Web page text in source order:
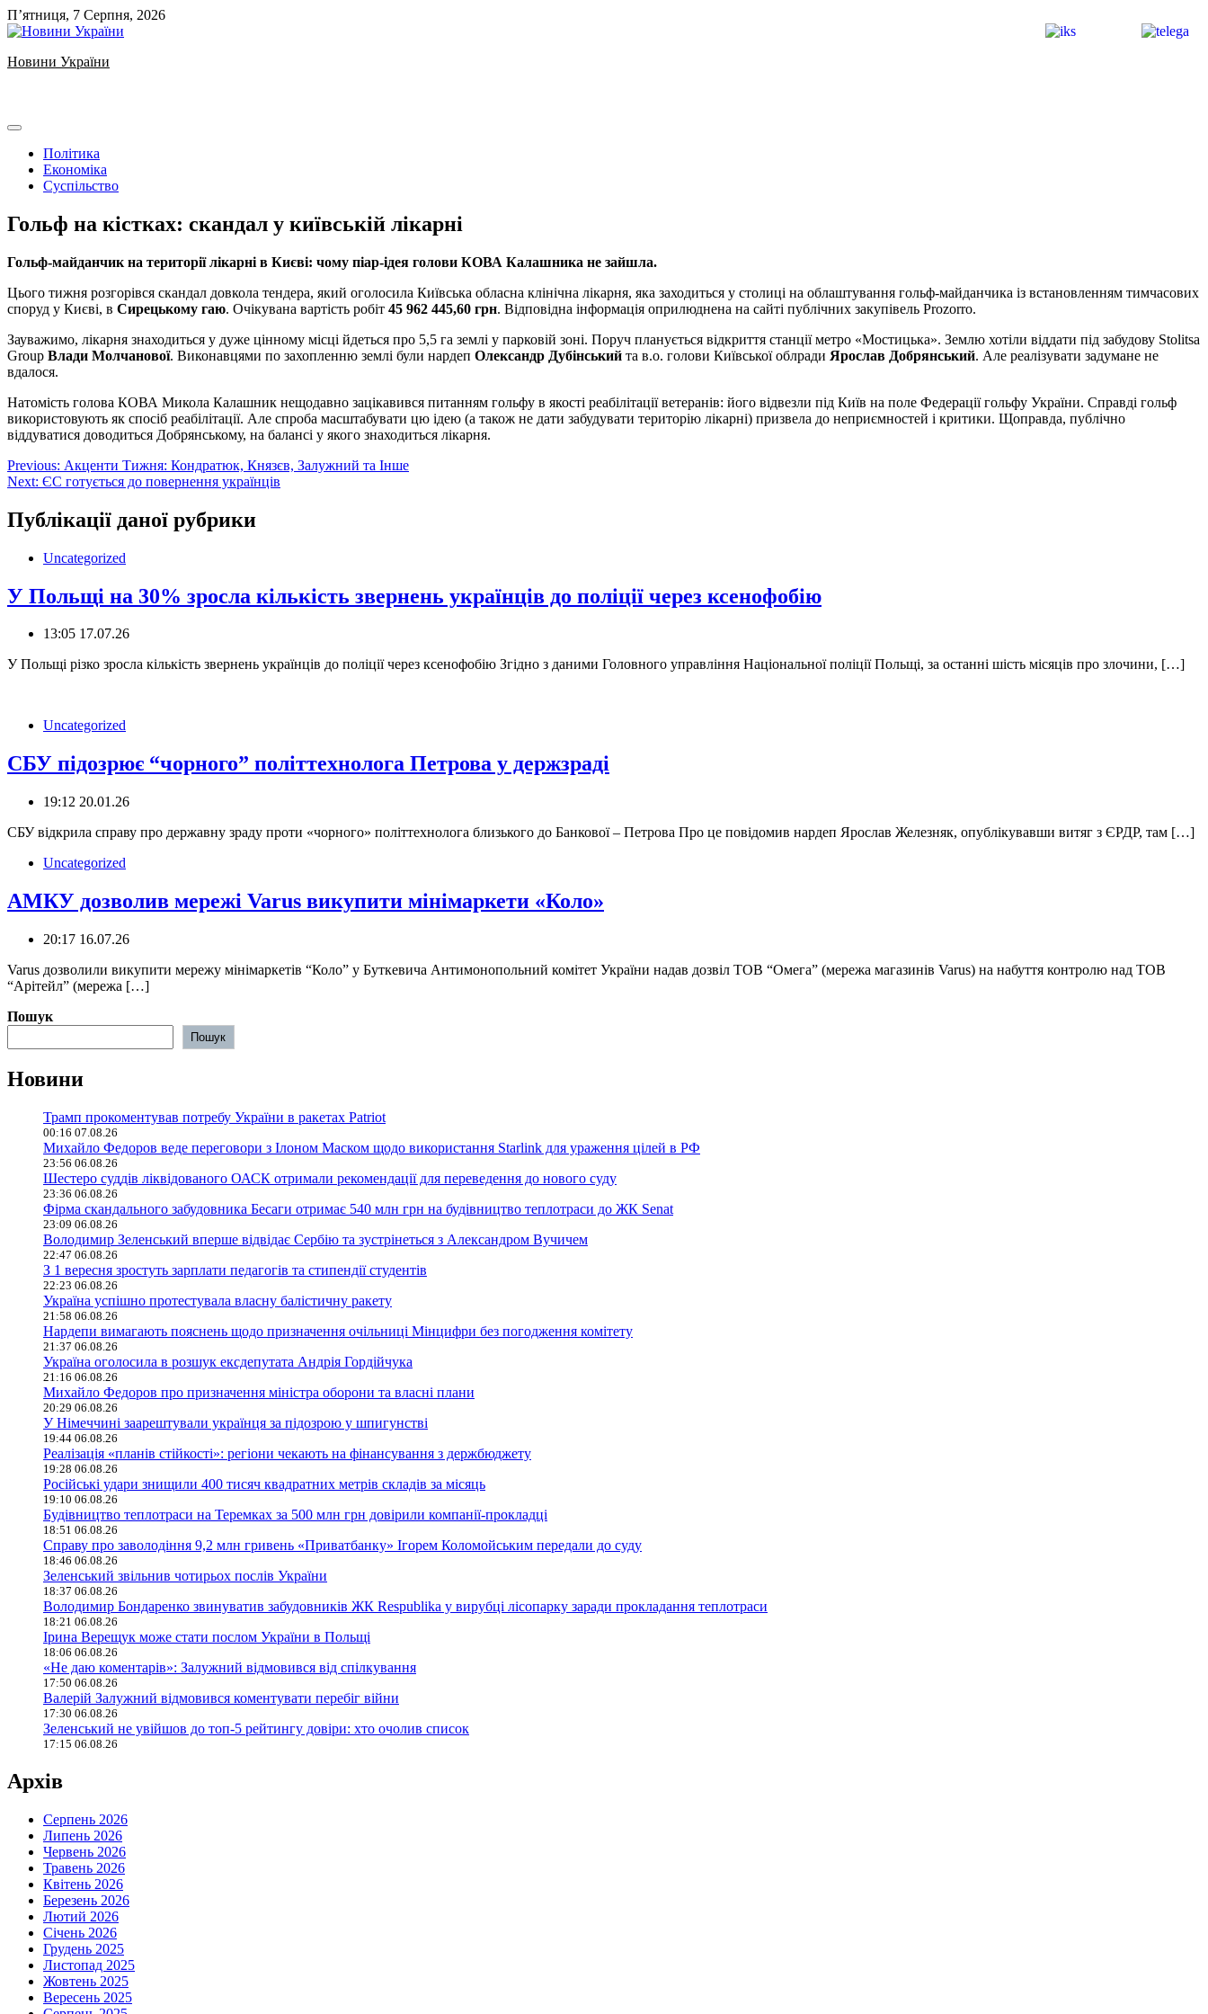
Skip
to
П’ятниця, 7 Серпня, 2026
Новини України
Політика
Економіка
Суспільство
Гольф на кістках: скандал у київській лікарні
Гольф-майданчик на території лікарні в Києві: чому піар-ідея голови КОВА Калашника не зайшла.
Цього тижня розгорівся скандал довкола тендера, який оголосила Київська обласна клінічна лікарня, яка заходиться у столиці на облаштування гольф-майданчика із встановленням тимчасових
споруд у Києві, в Сирецькому гаю. Очікувана вартість робіт 45 962 445,60 грн. Відповідна інформація оприлюднена на сайті публічних закупівель Prozorro.
Зауважимо, лікарня знаходиться у дуже цінному місці йдеться про 5,5 га землі у парковій зоні. Поруч планується відкриття станції метро «Мостицька». Землю хотіли віддати під забудову Stolitsa
Group Влади Молчанової. Виконавцями по захопленню землі були нардеп Олександр Дубінський та в.о. голови Київської облради Ярослав Добрянський. Але реалізувати задумане не
вдалося.
Натомість голова КОВА Микола Калашник нещодавно зацікавився питанням гольфу в якості реабілітації ветеранів: його відвезли під Київ на поле Федерації гольфу України. Справді гольф
використовують як спосіб реабілітації. Але спроба масштабувати цю ідею (а також не дати забудувати територію лікарні) призвела до неприємностей і критики. Щоправда, публічно
віддуватися доводиться Добрянському, на балансі у якого знаходиться лікарня.
Навігація
записів
Previous: Акценти Тижня: Кондратюк, Князєв, Залужний та Інше
Next: ЄС готується до повернення українців
Публікації даної рубрики
Uncategorized
У Польщі на 30% зросла кількість звернень українців до поліції через ксенофобію
13:05 17.07.26
️У Польщі різко зросла кількість звернень українців до поліції через ксенофобію Згідно з даними Головного управління Національної поліції Польщі, за останні шість місяців про злочини, […]
Uncategorized
СБУ підозрює “чорного” політтехнолога Петрова у держзраді
19:12 20.01.26
СБУ відкрила справу про державну зраду проти «чорного» політтехнолога близького до Банкової – Петрова Про це повідомив нардеп Ярослав Железняк, опублікувавши витяг з ЄРДР, там […]
Uncategorized
АМКУ дозволив мережі Varus викупити мінімаркети «Коло»
20:17 16.07.26
Varus дозволили викупити мережу мінімаркетів “Коло” у Буткевича Антимонопольний комітет України надав дозвіл ТОВ “Омега” (мережа магазинів Varus) на набуття контролю над ТОВ
“Арітейл” (мережа […]
Пошук
Пошук
Новини
Трамп прокоментував потребу України в ракетах Patriot
00:16 07.08.26
Михайло Федоров веде переговори з Ілоном Маском щодо використання Starlink для ураження цілей в РФ
23:56 06.08.26
Шестеро суддів ліквідованого ОАСК отримали рекомендації для переведення до нового суду
23:36 06.08.26
Фірма скандального забудовника Бесаги отримає 540 млн грн на будівництво теплотраси до ЖК Senat
23:09 06.08.26
Володимир Зеленський вперше відвідає Сербію та зустрінеться з Александром Вучичем
22:47 06.08.26
З 1 вересня зростуть зарплати педагогів та стипендії студентів
22:23 06.08.26
Україна успішно протестувала власну балістичну ракету
21:58 06.08.26
Нардепи вимагають пояснень щодо призначення очільниці Мінцифри без погодження комітету
21:37 06.08.26
Україна оголосила в розшук ексдепутата Андрія Гордійчука
21:16 06.08.26
Михайло Федоров про призначення міністра оборони та власні плани
20:29 06.08.26
У Німеччині заарештували українця за підозрою у шпигунстві
19:44 06.08.26
Реалізація «планів стійкості»: регіони чекають на фінансування з держбюджету
19:28 06.08.26
Російські удари знищили 400 тисяч квадратних метрів складів за місяць
19:10 06.08.26
Будівництво теплотраси на Теремках за 500 млн грн довірили компанії-прокладці
18:51 06.08.26
Справу про заволодіння 9,2 млн гривень «Приватбанку» Ігорем Коломойським передали до суду
18:46 06.08.26
Зеленський звільнив чотирьох послів України
18:37 06.08.26
Володимир Бондаренко звинуватив забудовників ЖК Respublika у вирубці лісопарку заради прокладання теплотраси
18:21 06.08.26
Ірина Верещук може стати послом України в Польщі
18:06 06.08.26
«Не даю коментарів»: Залужний відмовився від спілкування
17:50 06.08.26
Валерій Залужний відмовився коментувати перебіг війни
17:30 06.08.26
Зеленський не увійшов до топ-5 рейтингу довіри: хто очолив список
17:15 06.08.26
Архів
Серпень 2026
Липень 2026
Червень 2026
Травень 2026
Квітень 2026
Березень 2026
Лютий 2026
Січень 2026
Грудень 2025
Листопад 2025
Жовтень 2025
Вересень 2025